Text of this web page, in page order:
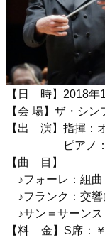
【日 時】 2018年
【会 場】ザ・シ
【出 演】指揮：
ピアノ：
【曲 目】
♪フォーレ：組曲
♪フランク：交響
♪サン＝サーンス
【料 金】 S席：